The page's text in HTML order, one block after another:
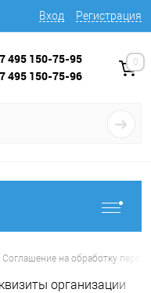
Вход Регистрация
495 150-75-95
495 150-75-96
0
Соглашение на обработку
организации